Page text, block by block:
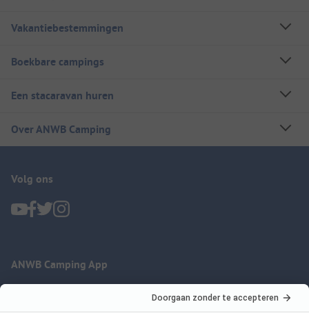
Vakantiebestemmingen
Boekbare campings
Een stacaravan huren
Over ANWB Camping
Volg ons
ANWB Camping App